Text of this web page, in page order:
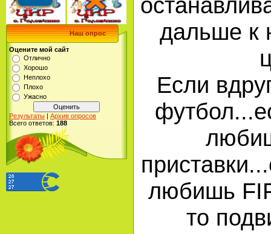
Наш опрос
Оцените мой сайт
Отлично
Хорошо
Неплохо
Плохо
Ужасно
Результаты | Архив опросов
Всего ответов: 188
дальше к
Если
любишь
то